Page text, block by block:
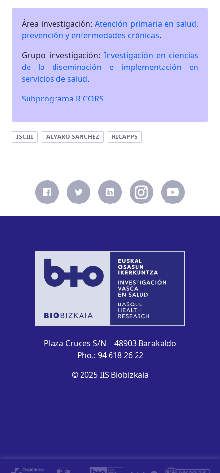
Área investigación: Atención primaria en salud,
prevención y enfermedades crónicas.
Grupo investigación: Investigación en ciencias
de la diseminación e implementación en
servicios de salud.
Subprograma RICORS
ISCIII ALVARO SANCHEZ RICAPPS
Plaza Cruces S/N | 48903 Barakaldo
Pho.: 94 618 26 22
© 2025 IIS Biobizkaia